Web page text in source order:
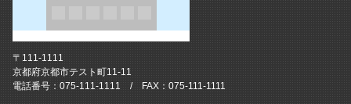
〒111-1111
京都府京都市テスト町11-11
電話番号：075-111-1111 / FAX：075-111-1111